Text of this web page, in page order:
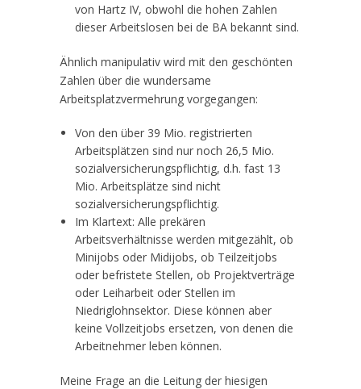
von Hartz IV, obwohl die hohen Zahlen
dieser Arbeitslosen bei de BA bekannt sind.
Ähnlich manipulativ wird mit den geschönten
Zahlen über die wundersame
Arbeitsplatzvermehrung vorgegangen:
Von den über 39 Mio. registrierten
Arbeitsplätzen sind nur noch 26,5 Mio.
sozialversicherungspflichtig, d.h. fast 13
Mio. Arbeitsplätze sind nicht
sozialversicherungspflichtig.
Im Klartext: Alle prekären
Arbeitsverhältnisse werden mitgezählt, ob
Minijobs oder Midijobs, ob Teilzeitjobs
oder befristete Stellen, ob Projektverträge
oder Leiharbeit oder Stellen im
Niedriglohnsektor. Diese können aber
keine Vollzeitjobs ersetzen, von denen die
Arbeitnehmer leben können.
Meine Frage an die Leitung der hiesigen